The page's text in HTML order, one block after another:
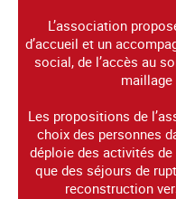
L’association
d’accueil et un
social, de l’accès au
Les propositions de
choix des personnes
déploie des activités
que des séjours de
reconstruction